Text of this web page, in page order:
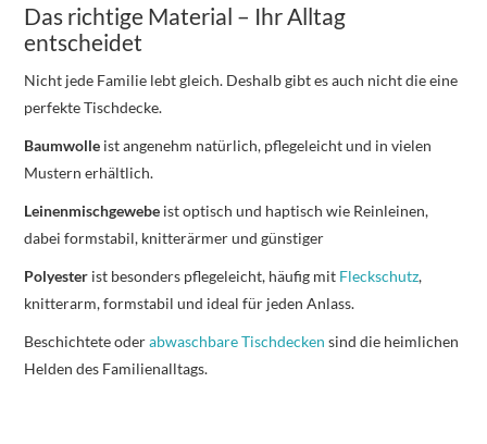
Das richtige Material – Ihr Alltag
entscheidet
Nicht jede Familie lebt gleich. Deshalb gibt es auch nicht die eine
perfekte Tischdecke.
Baumwolle ist angenehm natürlich, pflegeleicht und in vielen
Mustern erhältlich.
Leinenmischgewebe ist optisch und haptisch wie Reinleinen,
dabei formstabil, knitterärmer und günstiger
Polyester ist besonders pflegeleicht, häufig mit Fleckschutz,
knitterarm, formstabil und ideal für jeden Anlass.
Beschichtete oderabwaschbare Tischdecken sind die heimlichen
Helden des Familienalltags.